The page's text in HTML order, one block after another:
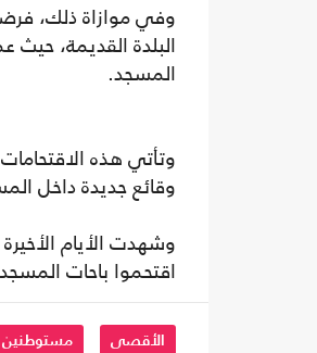
وفي موازاة ذلك،
البلدة القديمة،
المسجد.
وتأتي هذه
وقائع جديدة داخل
اقتحموا باحات
الأقصى مستوطنين